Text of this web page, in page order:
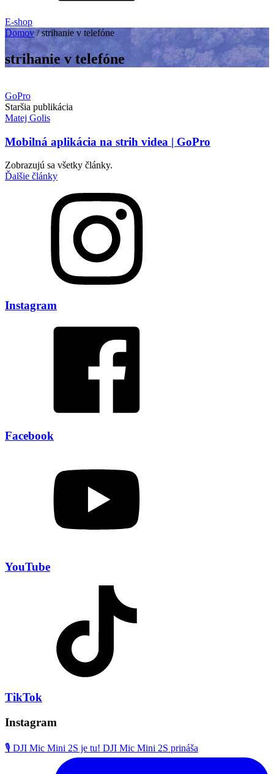
E-shop
Domov/strihanie v telefóne
strihanie v telefóne
GoPro
Staršia publikácia
Matej Golis
Mobilná aplikácia na strih videa | GoPro
Zobrazujú sa všetky články.
Ďalšie články
Instagram
Facebook
YouTube
TikTok
Instagram
🎙️ DJI Mic Mini 2S je tu! DJI Mic Mini 2S prináša